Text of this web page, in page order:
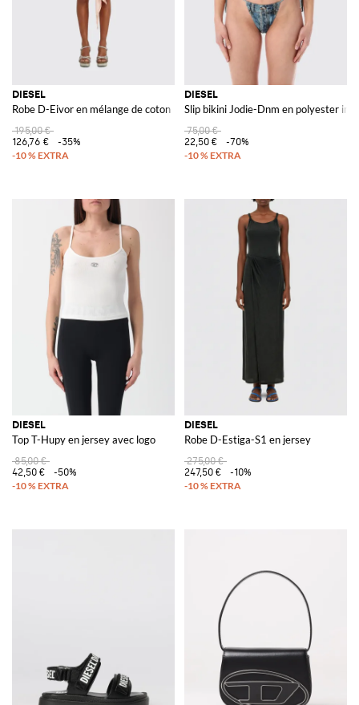
DIESEL
Robe D-Eivor en mélange de coton
195,00 €
126,76 €
-35%
DIESEL
Slip bikini Jodie-Dnm en polyester
75,00 €
22,50 €
-70%
DIESEL
Top T-Hupy en jersey avec logo
85,00 €
42,50 €
-50%
DIESEL
Robe D-Estiga-S1 en jersey
275,00 €
247,50 €
-10%